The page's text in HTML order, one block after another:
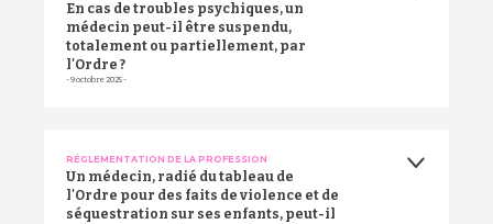
En cas de troubles psychiques, un
médecin peut-il être suspendu,
totalement ou partiellement, par
l'Ordre ?
- 9 octobre 2025 -
RÉGLEMENTATION DE LA PROFESSION
Un médecin, radié du tableau de
l'Ordre pour des faits de violence et de
séquestration sur ses enfants, peut-il